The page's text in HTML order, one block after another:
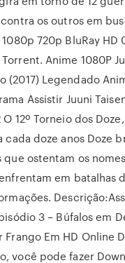
os outros em
720p BluRay HD
Anime 1080P
(2017) Legendado
Assistir Juuni
12º Torneio dos
cada doze anos Doze
ostentam os
em batalhas
3 – Búfalos em
Frango Em HD Online
você pode fazer